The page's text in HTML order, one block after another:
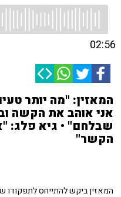
02:56
המאזין: "מה יותר
אני אוהב את הקשה
שבלחם" • גיא פלג:
הקשר"
המאזין ביקש להתייחס לתפקודו